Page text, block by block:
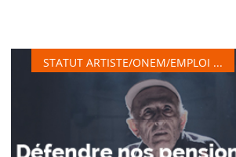
STATUT ARTISTE/ONEM/EMPLOI ...